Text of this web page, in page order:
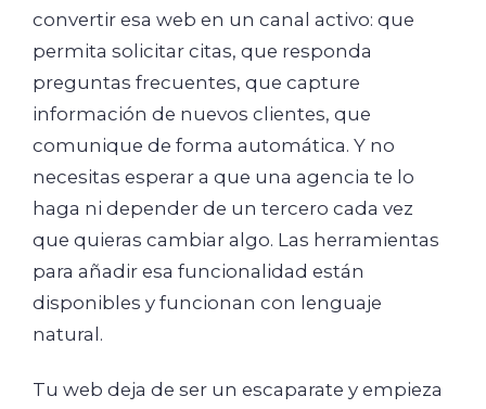
convertir esa web en un canal activo: que
permita solicitar citas, que responda
preguntas frecuentes, que capture
información de nuevos clientes, que
comunique de forma automática. Y no
necesitas esperar a que una agencia te lo
haga ni depender de un tercero cada vez
que quieras cambiar algo. Las herramientas
para añadir esa funcionalidad están
disponibles y funcionan con lenguaje
natural.
Tu web deja de ser un escaparate y empieza